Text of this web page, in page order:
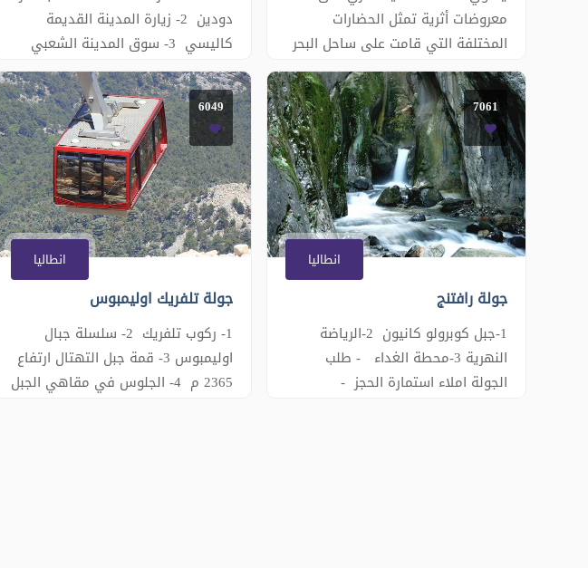
معروضات أثرية تمثل الحضارات
المختلفة التي قامت على ساحل البحر
المتوسط في تركيا. يقع المتحف في
منطقة كونيالتي مقابل حديقة
أتاتورك ويمتد على مساحة ٣٠٠٠٠ متر
مربع مقسمة إلى قاعة خارجية
مفتوحة، ١٣ قاعة عرض مغطاة، ةقسم
للإطفال، ورش ترميم وعناية بالأثار،
قاعة تصوير، و
دودين 2- زيارة المدينة القديمة
كاليسي 3- سوق المدينة الشعبي
4- بوابة هادريان 5- اغواريوم
الاسماك - طلب الجولة املاء
استمارة الحجز - للتواصل تشات
الموقع وارقام الاتصال هنا
7061
انطاليا
جولة رافتنج
1-جبل كوبرولو كانيون 2-الرياضة
النهرية 3-محطة الغداء - طلب
الجولة املاء استمارة الحجز -
6049
انطاليا
جولة تلفريك اوليمبوس
1- ركوب تلفريك 2- سلسلة جبال
اوليمبوس 3- قمة جبل التهتال ارتفاع
2365 م 4- الجلوس في مقاهي الجبل